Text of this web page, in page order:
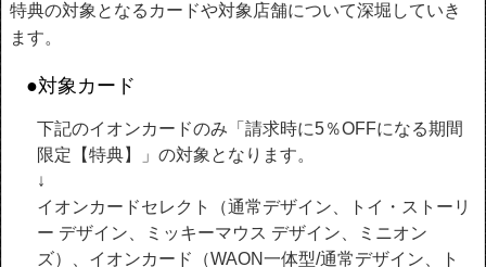
特典の対象となるカードや対象店舗について深堀していき
ます。
●対象カード
下記のイオンカードのみ「請求時に5％OFFになる期間
限定【特典】」の対象となります。
↓
イオンカードセレクト（通常デザイン、トイ・ストーリ
ー デザイン、ミッキーマウス デザイン、ミニオン
ズ）、イオンカード（WAON一体型/通常デザイン、ト